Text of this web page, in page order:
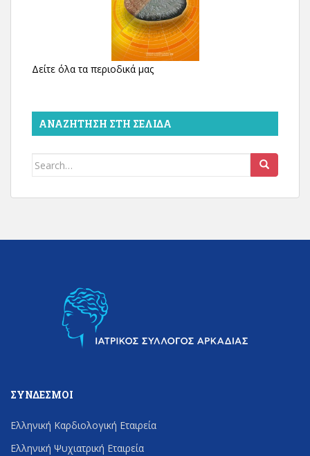
Δείτε όλα τα περιοδικά μας
ΑΝΑΖΉΤΗΣΗ ΣΤΗ ΣΕΛΊΔΑ
Search
ΣΎΝΔΕΣΜΟΙ
Ελληνική Καρδιολογική Εταιρεία
Ελληνική Ψυχιατρική Εταιρεία